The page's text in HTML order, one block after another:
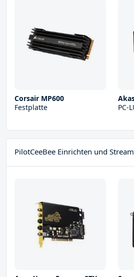
Corsair MP600
Festplatte
PC-
PilotCeeBee Einrichten und